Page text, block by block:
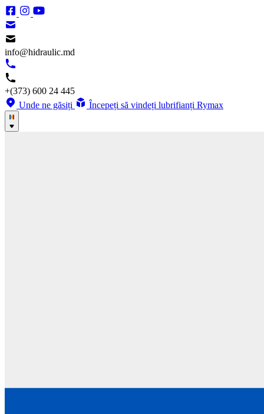
info@hidraulic.md
+(373) 600 24 445
Unde ne găsiți
Începeți să vindeți lubrifianți Rymax